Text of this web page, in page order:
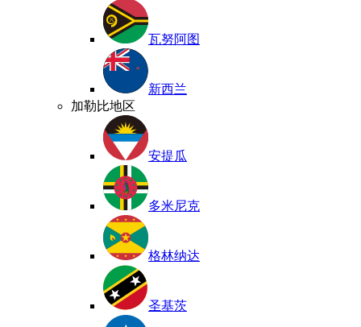
瓦努阿图
新西兰
加勒比地区
安提瓜
多米尼克
格林纳达
圣基茨